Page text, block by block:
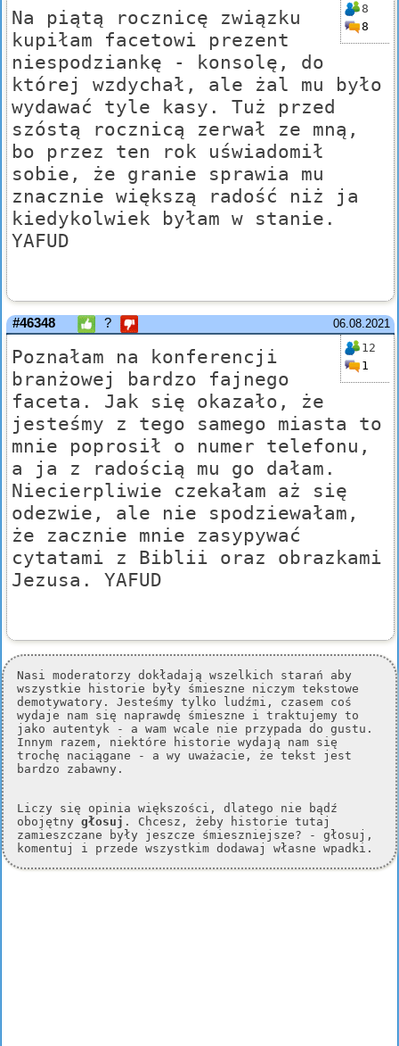
8
8
Na piątą rocznicę związku
kupiłam facetowi prezent
niespodziankę - konsolę, do
której wzdychał, ale żal mu było
wydawać tyle kasy. Tuż przed
szóstą rocznicą zerwał ze mną,
bo przez ten rok uświadomił
sobie, że granie sprawia mu
znacznie większą radość niż ja
kiedykolwiek byłam w stanie.
YAFUD
06.08.2021
#46348 ?
12
1
Poznałam na konferencji
branżowej bardzo fajnego
faceta. Jak się okazało, że
jesteśmy z tego samego miasta to
mnie poprosił o numer telefonu,
a ja z radością mu go dałam.
Niecierpliwie czekałam aż się
odezwie, ale nie spodziewałam,
że zacznie mnie zasypywać
cytatami z Biblii oraz obrazkami
Jezusa. YAFUD
Nasi moderatorzy dokładają wszelkich starań aby
wszystkie historie były śmieszne niczym tekstowe
demotywatory. Jesteśmy tylko ludźmi, czasem coś
wydaje nam się naprawdę śmieszne i traktujemy to
jako autentyk - a wam wcale nie przypada do gustu.
Innym razem, niektóre historie wydają nam się
trochę naciągane - a wy uważacie, że tekst jest
bardzo zabawny.
Liczy się opinia większości, dlatego nie bądź
obojętny głosuj . Chcesz, żeby historie tutaj
zamieszczane były jeszcze śmieszniejsze? - głosuj,
komentuj i przede wszystkim dodawaj własne wpadki.